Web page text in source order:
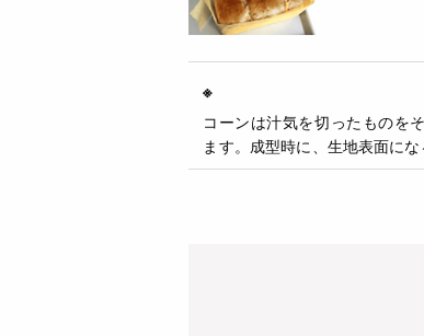
※
コーンは汁気を切ったものを
ます。成型時に、生地表面に